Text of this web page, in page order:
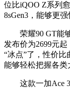
位比iQOO Z系列
8sGen3，能够更强
荣耀90 GT能够
发布价为2699元
“冰点”了，性价比
能够轻松把握各类
这款一加Ace 3